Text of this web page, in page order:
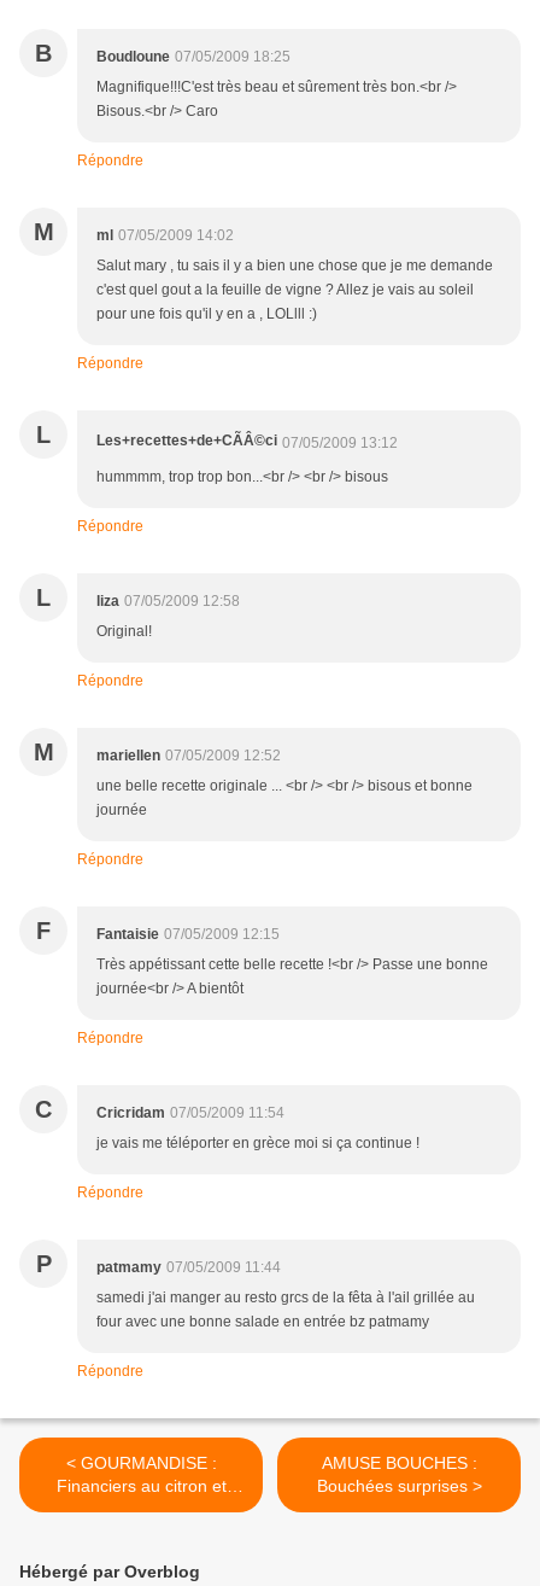
B Boudloune 07/05/2009 18:25
Magnifique!!!C'est très beau et sûrement très bon.<br />
Bisous.<br /> Caro
Répondre
M ml 07/05/2009 14:02
Salut mary , tu sais il y a bien une chose que je me demande
c'est quel gout a la feuille de vigne ? Allez je vais au soleil
pour une fois qu'il y en a , LOLlll :)
Répondre
L Les+recettes+de+CÃÂ©ci 07/05/2009 13:12
hummmm, trop trop bon...<br /> <br /> bisous
Répondre
L liza 07/05/2009 12:58
Original!
Répondre
M mariellen 07/05/2009 12:52
une belle recette originale ... <br /> <br /> bisous et bonne
journée
Répondre
F Fantaisie 07/05/2009 12:15
Très appétissant cette belle recette !<br /> Passe une bonne
journée<br /> A bientôt
Répondre
C Cricridam 07/05/2009 11:54
je vais me téléporter en grèce moi si ça continue !
Répondre
P patmamy 07/05/2009 11:44
samedi j'ai manger au resto grcs de la fêta à l'ail grillée au
four avec une bonne salade en entrée bz patmamy
Répondre
< GOURMANDISE :
Financiers au citron et
chocolat
AMUSE BOUCHES :
Bouchées surprises >
Hébergé par Overblog